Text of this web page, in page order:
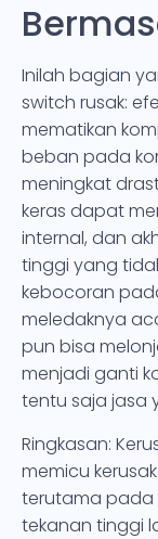
Inilah bagian
switch rusak:
mematikan
beban pada
meningkat
keras dapat
internal, dan
tinggi yang
kebocoran
meledaknya
pun bisa
menjadi ganti
tentu saja jasa
Ringkasan:
memicu
terutama pada
tekanan tinggi